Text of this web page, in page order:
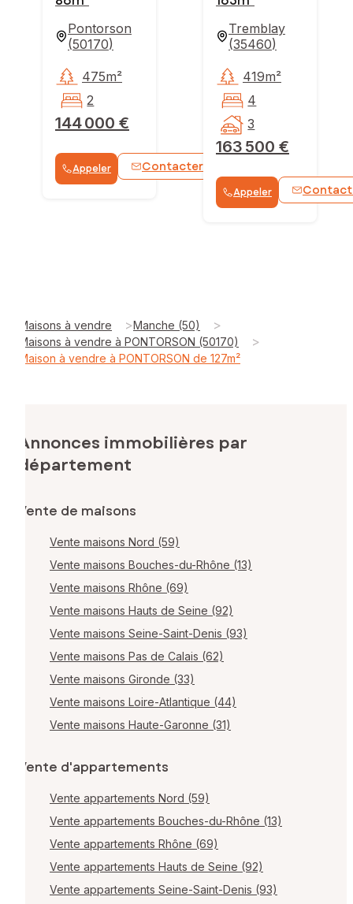
Pontorson
(50170)
144 000 €
475m²
2
Appeler Contacter
Tremblay
(35460)
163 500 €
419m²
4
3
Appeler
Maisons à vendre >Manche (50) >
Maisons à vendre à PONTORSON (50170) >
Maison à vendre à PONTORSON de 127m²
Annonces immobilières par
département
Vente de maisons
Vente maisons Nord (59)
Vente maisons Bouches-du-Rhône (13)
Vente maisons Rhône (69)
Vente maisons Hauts de Seine (92)
Vente maisons Seine-Saint-Denis (93)
Vente maisons Pas de Calais (62)
Vente maisons Gironde (33)
Vente maisons Loire-Atlantique (44)
Vente maisons Haute-Garonne (31)
Vente d'appartements
Vente appartements Nord (59)
Vente appartements Bouches-du-Rhône (13)
Vente appartements Rhône (69)
Vente appartements Hauts de Seine (92)
Vente appartements Seine-Saint-Denis (93)